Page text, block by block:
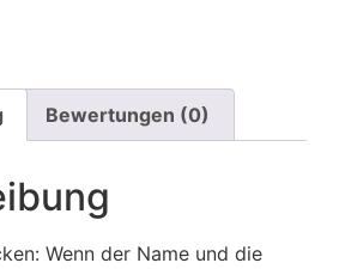
Bewertungen (0)
Wenn der Name und die